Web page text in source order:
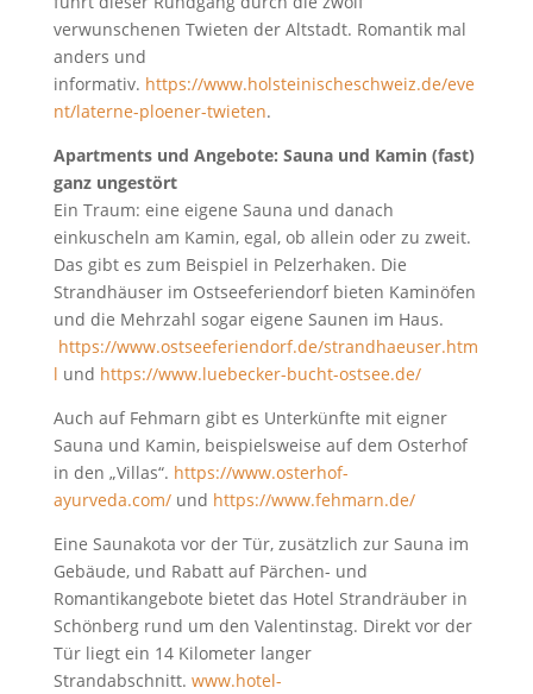
verwunschenen Twieten der Altstadt. Romantik mal
anders und
informativ. https://www.holsteinischeschweiz.de/eve
nt/laterne-ploener-twieten.
Apartments und Angebote: Sauna und Kamin (fast)
ganz ungestört
Ein Traum: eine eigene Sauna und danach
einkuscheln am Kamin, egal, ob allein oder zu zweit.
Das gibt es zum Beispiel in Pelzerhaken. Die
Strandhäuser im Ostseeferiendorf bieten Kaminöfen
und die Mehrzahl sogar eigene Saunen im Haus.
https://www.ostseeferiendorf.de/strandhaeuser.htm
l und https://www.luebecker-bucht-ostsee.de/
Auch auf Fehmarn gibt es Unterkünfte mit eigner
Sauna und Kamin, beispielsweise auf dem Osterhof
in den „Villas“. https://www.osterhof-
ayurveda.com/und https://www.fehmarn.de/
Eine Saunakota vor der Tür, zusätzlich zur Sauna im
Gebäude, und Rabatt auf Pärchen- und
Romantikangebote bietet das Hotel Strandräuber in
Schönberg rund um den Valentinstag. Direkt vor der
Tür liegt ein 14 Kilometer langer
Strandabschnitt. www.hotel-